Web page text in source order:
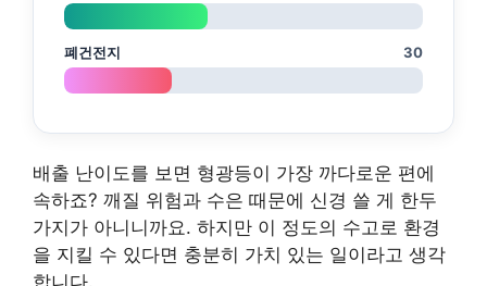
폐건전지 30
배출 난이도를 보면 형광등이 가장 까다로운 편에
속하죠? 깨질 위험과 수은 때문에 신경 쓸 게 한두
가지가 아니니까요. 하지만 이 정도의 수고로 환경
을 지킬 수 있다면 충분히 가치 있는 일이라고 생각